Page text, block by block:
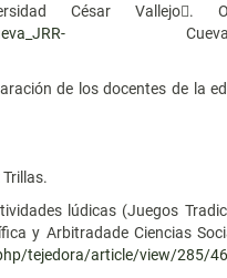
César Vallejo.
de los docentes de la
lúdicas (Juegos
y Arbitradade Ciencias
tejedora/article/view/285/